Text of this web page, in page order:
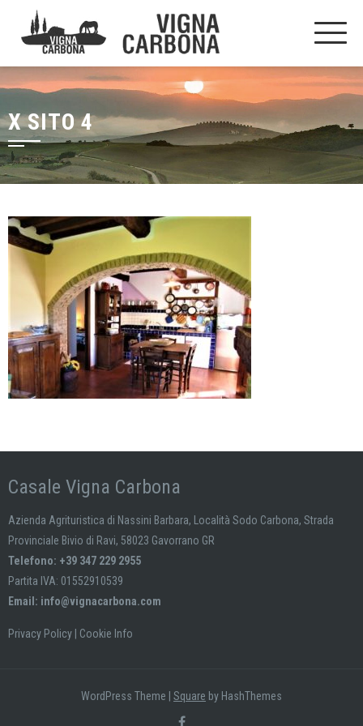
X SITO 4
Casale Vigna Carbona
Azienda Agrituristica di Nassini Barbara, Località Sodo Carbona, Strada
Provinciale Bivio di Ravi, 58023 Gavorrano GR
Telefono: +39 347 229 2955
Partita IVA: 01552910539
Email: info@vignacarbona.com
Privacy Policy Cookie Info
WordPress Theme Square by HashThemes